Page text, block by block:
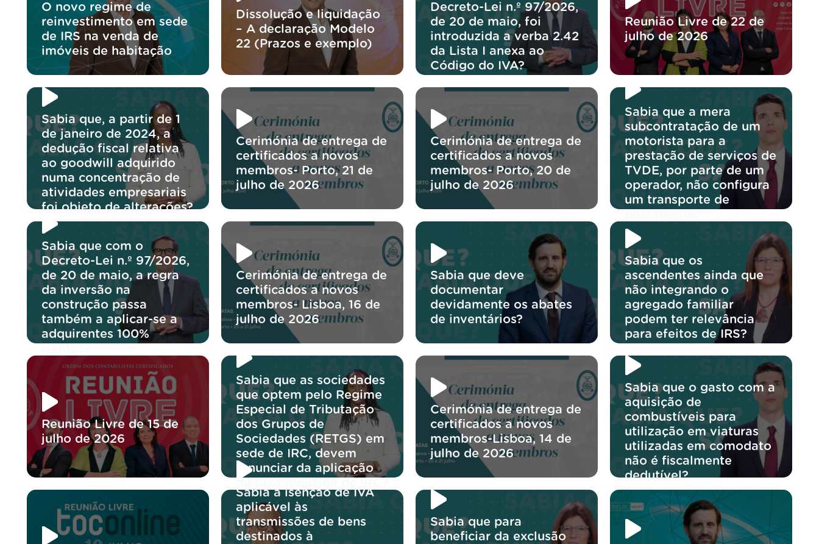
O novo regime de
reinvestimento em sede
de IRS na venda de
imóveis de habitação
Dissolução e liquidação
– A declaração Modelo
22 (Prazos e exemplo)
Decreto-Lei n.º 97/2026,
de 20 de maio, foi
introduzida a verba 2.42
da Lista I anexa ao
Código do IVA?
Reunião Livre de 22 de
julho de 2026
Sabia que, a partir de 1
de janeiro de 2024, a
dedução fiscal relativa
ao goodwill adquirido
numa concentração de
atividades empresariais
foi objeto de alterações?
Cerimónia de entrega de
certificados a novos
membros- Porto, 21 de
julho de 2026
Cerimónia de entrega de
certificados a novos
membros- Porto, 20 de
julho de 2026
Sabia que a mera
subcontratação de um
motorista para a
prestação de serviços de
TVDE, por parte de um
operador, não configura
um transporte de
Sabia que com o
Decreto-Lei n.º 97/2026,
de 20 de maio, a regra
da inversão na
construção passa
também a aplicar-se a
adquirentes 100%
Cerimónia de entrega de
certificados a novos
membros- Lisboa, 16 de
julho de 2026
Sabia que deve
documentar
devidamente os abates
de inventários?
Sabia que os
ascendentes ainda que
não integrando o
agregado familiar
podem ter relevância
para efeitos de IRS?
Reunião Livre de 15 de
julho de 2026
Sabia que as sociedades
que optem pelo Regime
Especial de Tributação
dos Grupos de
Sociedades (RETGS) em
sede de IRC, devem
renunciar da aplicação
Cerimónia de entrega de
certificados a novos
membros-Lisboa, 14 de
julho de 2026
Sabia que o gasto com a
aquisição de
combustíveis para
utilização em viaturas
utilizadas em comodato
não é fiscalmente
dedutível?
Sabia a isenção de IVA
aplicável às
transmissões de bens
destinados à
Sabia que para
beneficiar da exclusão